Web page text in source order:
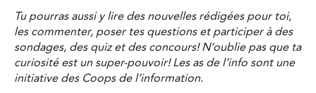
Tu pourras aussi y lire des nouvelles rédigées pour toi,
les commenter, poser tes questions et participer à des
sondages, des quiz et des concours! N’oublie pas que ta
curiosité est un super-pouvoir! Les as de l’info sont une
initiative des Coops de l’information.